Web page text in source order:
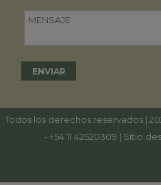
Todos los derechos reservados |
- +54 11 42520309 | Sitio